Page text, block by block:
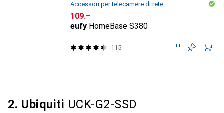
Accessori per telecamere di rete
CHF
109.–
eufy HomeBase S380
115
2. Ubiquiti UCK-G2-SSD